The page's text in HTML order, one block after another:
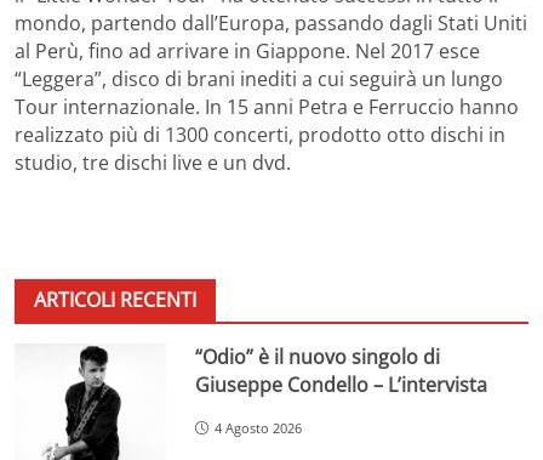
mondo, partendo dall’Europa, passando dagli Stati Uniti
al Perù, fino ad arrivare in Giappone. Nel 2017 esce
“Leggera”, disco di brani inediti a cui seguirà un lungo
Tour internazionale. In 15 anni Petra e Ferruccio hanno
realizzato più di 1300 concerti, prodotto otto dischi in
studio, tre dischi live e un dvd.
ARTICOLI RECENTI
“Odio” è il nuovo singolo di
Giuseppe Condello – L’intervista
4 Agosto 2026